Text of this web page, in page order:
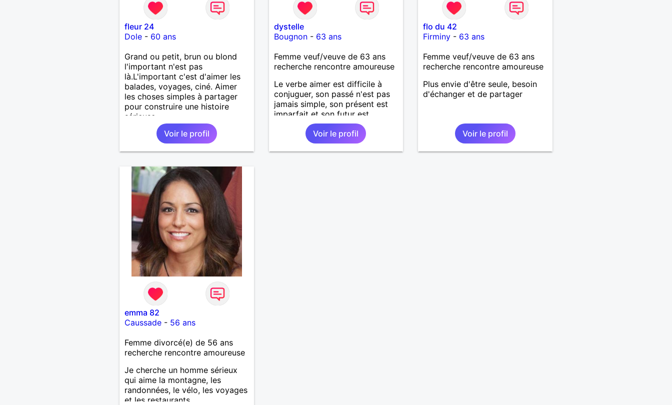
fleur 24
Dole- 60 ans
Grand ou petit, brun ou blond
l'important n'est pas
là.L'important c'est d'aimer les
balades, voyages, ciné. Aimer
les choses simples à partager
pour construire une histoire
sérieuse.
Voir le profil
dystelle
Bougnon- 63 ans
Femme veuf/veuve de 63 ans
recherche rencontre amoureuse
Le verbe aimer est difficile à
conjuguer, son passé n'est pas
jamais simple, son présent est
imparfait et son futur est
conditionnel.
Voir le profil
flo du 42
Firminy - 63 ans
Femme veuf/veuve de 63 ans
recherche rencontre amoureuse
Plus envie d'être seule, besoin
d'échanger et de partager
Voir le profil
emma 82
Caussade- 56 ans
Femme divorcé(e) de 56 ans
recherche rencontre amoureuse
Je cherche un homme sérieux
qui aime la montagne, les
randonnées, le vélo, les voyages
et les restaurants.